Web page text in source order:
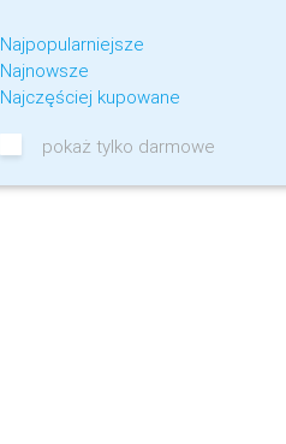
Najpopularniejsze
Najnowsze
Najczęściej kupowane
pokaż tylko darmowe